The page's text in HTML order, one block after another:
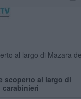
scoperto al largo di
carabinieri